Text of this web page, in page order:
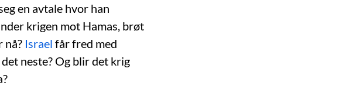
en avtale hvor han
krigen mot Hamas, brøt
nå? Israel får fred med
neste? Og blir det krig